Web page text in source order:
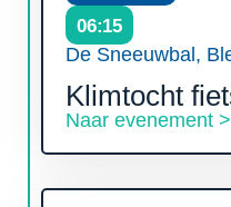
06:15
De Sneeuwbal,
Klimtocht
Naar evenement